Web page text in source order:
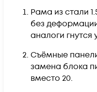
Рама из стали
без
аналоги гнутся
Съёмные
замена блока
вместо 20.